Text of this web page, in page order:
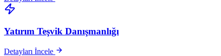
Yatırım Teşvik Danışmanlığı
Detayları İncele